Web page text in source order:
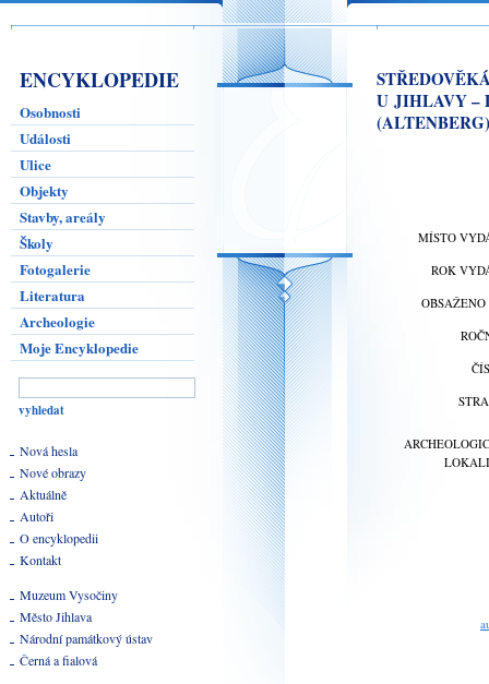
ENCYKLOPEDIE
Osobnosti
Události
Ulice
Objekty
Stavby, areály
Školy
Fotogalerie
Literatura
Archeologie
Moje Encyklopedie
Nová hesla
Nové obrazy
Aktuálně
Autoři
O encyklopedii
Kontakt
Muzeum Vysočiny
Město Jihlava
Národní památkový ústav
Černá a fialová
U JIHLAVY –
MÍSTO
ROK
OBSAŽENO